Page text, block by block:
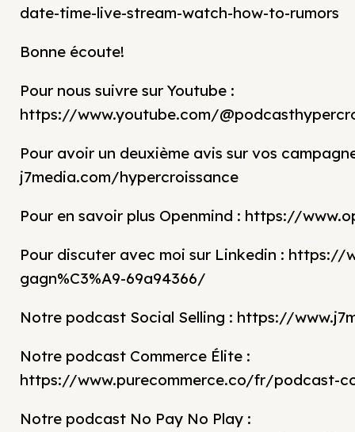
date-time-live-stream-watch-how-to-rumors
Bonne écoute!
Pour nous suivre sur Youtube :
https://www.youtube.com/
Pour avoir un deuxième avis sur vos
j7media.com/hypercroissance
Pour en savoir plus Openmind : https://
Pour discuter avec moi sur Linkedin :
gagn%C3%A9-69a94366/
Notre podcast Social Selling : https://
Notre podcast Commerce Élite :
https://www.purecommerce.co/fr/podcast-
Notre podcast No Pay No Play :